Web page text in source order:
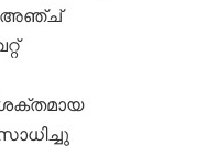
അഞ്ച്